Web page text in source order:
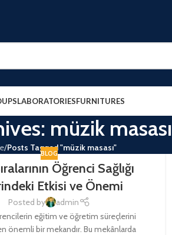
LABORATORIESFURNITURES
müzik masası
/Posts Tagged "müzik masası"
BLOG
Öğrenci Sağlığı
Etkisi ve Önemi
Posted by
admin
eğitim ve öğretim süreçlerini
önemli bir mekandır. Bu mekânlarda